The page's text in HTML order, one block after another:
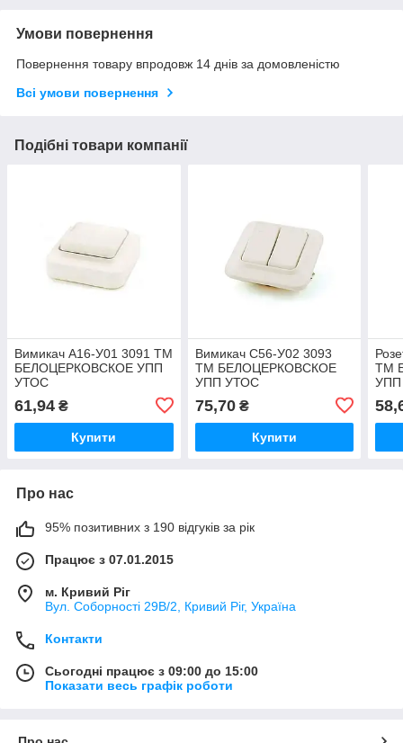
Умови повернення
Повернення товару впродовж 14 днів за домовленістю
Всі умови повернення
Подібні товари компанії
Вимикач А16-У01 3091 ТМ
БЕЛОЦЕРКОВСКОЕ УПП
УТОС
61,94 ₴
Купити
Вимикач С56-У02 3093
ТМ БЕЛОЦЕРКОВСКОЕ
УПП УТОС
75,70₴
Купити
ТМ
Про нас
95% позитивних з 190 відгуків за рік
Працює з 07.01.2015
м. Кривий Ріг
Вул. Соборності 29В/2, Кривий Ріг, Україна
Контакти
Сьогодні працює з 09:00 до 15:00
Показати весь графік роботи